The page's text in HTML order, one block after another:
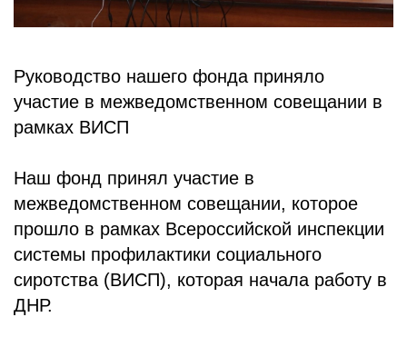
Руководство нашего фонда приняло
участие в межведомственном совещании в
рамках ВИСП
Наш фонд принял участие в
межведомственном совещании, которое
прошло в рамках Всероссийской инспекции
системы профилактики социального
сиротства (ВИСП), которая начала работу в
ДНР.